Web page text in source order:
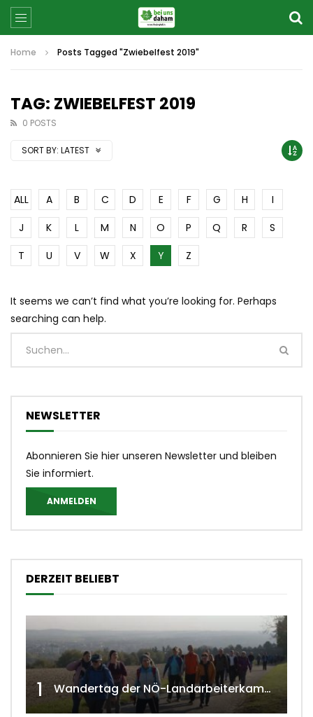
Home Posts Tagged "Zwiebelfest 2019"
TAG: ZWIEBELFEST 2019
0 POSTS
SORT BY: LATEST
ALL A B C D E F G H
I
J
K L M N O P Q R
S
T
U V W X Y Z
It seems we can’t find what you’re looking for. Perhaps
searching can help.
NEWSLETTER
Abonnieren Sie hier unseren Newsletter und bleiben
Sie informiert.
ANMELDEN
DERZEIT BELIEBT
1 Wandertag der NÖ-Landarbeiterkammer in Hollabrunn 2024